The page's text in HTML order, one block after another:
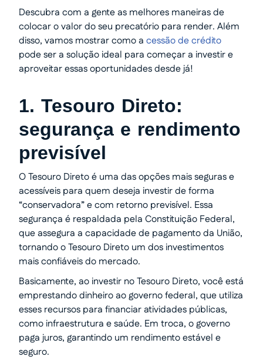
Descubra com a gente as melhores maneiras de
colocar o valor do seu precatório para render. Além
disso, vamos mostrar como a cessão de crédito
pode ser a solução ideal para começar a investir e
aproveitar essas oportunidades desde já!
1. Tesouro Direto:
segurança e rendimento
previsível
O Tesouro Direto é uma das opções mais seguras e
acessíveis para quem deseja investir de forma
“conservadora” e com retorno previsível. Essa
segurança é respaldada pela Constituição Federal,
que assegura a capacidade de pagamento da União,
tornando o Tesouro Direto um dos investimentos
mais confiáveis do mercado.
Basicamente, ao investir no Tesouro Direto, você está
emprestando dinheiro ao governo federal, que utiliza
esses recursos para financiar atividades públicas,
como infraestrutura e saúde. Em troca, o governo
paga juros, garantindo um rendimento estável e
seguro.